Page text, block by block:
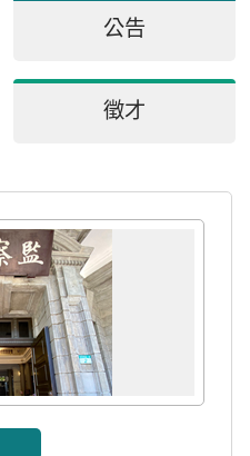
公告
徵才